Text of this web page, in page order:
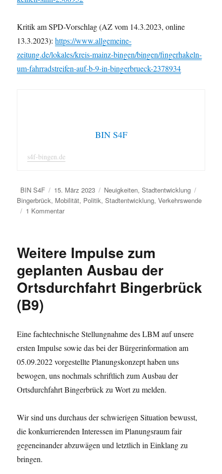
Kritik am SPD-Vorschlag (AZ vom 14.3.2023, online
13.3.2023):https://www.allgemeine-
zeitung.de/lokales/kreis-mainz-bingen/bingen/fingerhakeln-
um-fahrradstreifen-auf-b-9-in-bingerbrueck-2378934
BIN S4F
s4f-bingen.de
Autor
BIN S4F
Veröffentlicht
am
15. März 2023 Kategorien
Neuigkeiten,Stadtentwicklung
Bingerbrück, Mobilität, Politik,Stadtentwicklung,Verkehrswende
1 Kommentarzu
Ablenkung
den
tatsächlichen
Problemen
Weitere Impulse zum
geplanten Ausbau der
Ortsdurchfahrt Bingerbrück
(B9)
Eine fachtechnische Stellungnahme des LBM auf unsere
ersten Impulse sowie das bei der Bürgerinformation am
05.09.2022 vorgestellte Planungskonzept haben uns
bewogen, uns nochmals schriftlich zum Ausbau der
Ortsdurchfahrt Bingerbrück zu Wort zu melden.
Wir sind uns durchaus der schwierigen Situation bewusst,
die konkurrierenden Interessen im Planungsraum fair
gegeneinander abzuwägen und letztlich in Einklang zu
bringen.